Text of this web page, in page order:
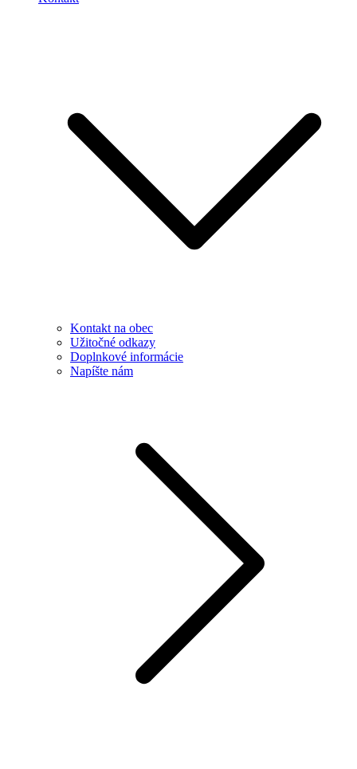
Kontakt na obec
Užitočné odkazy
Doplnkové informácie
Napíšte nám